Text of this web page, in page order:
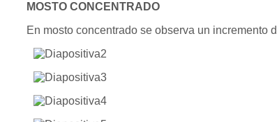
MOSTO CONCENTRADO
En mosto concentrado se observa un incremento